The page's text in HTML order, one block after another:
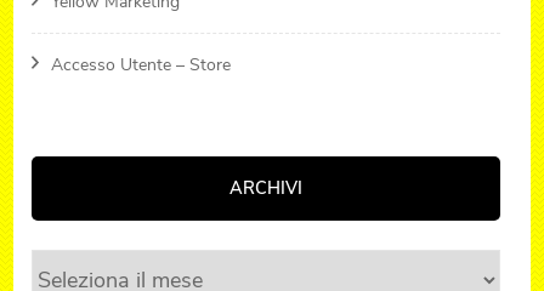
Accesso Utente – Store
ARCHIVI
Archivi